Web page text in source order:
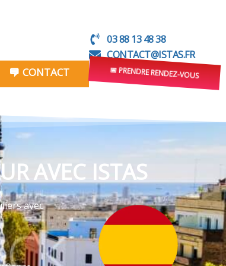
CONTACT
03 88 13 48 38
CONTACT@ISTAS.FR
📅 PRENDRE RENDEZ-VOUS
AVEC ISTAS
avec